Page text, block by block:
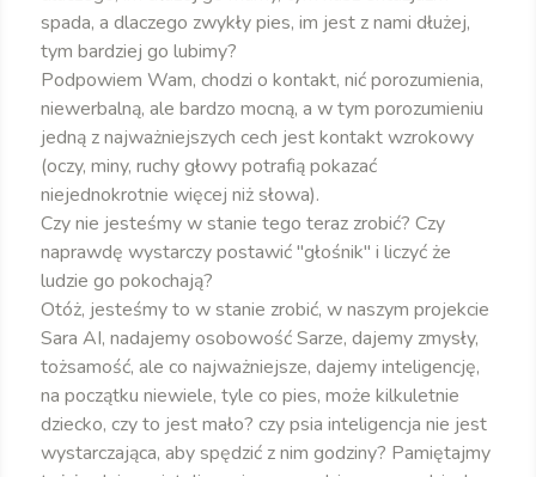
spada, a dlaczego zwykły pies, im jest z nami dłużej,
tym bardziej go lubimy?
Podpowiem Wam, chodzi o kontakt, nić porozumienia,
niewerbalną, ale bardzo mocną, a w tym porozumieniu
jedną z najważniejszych cech jest kontakt wzrokowy
(oczy, miny, ruchy głowy potrafią pokazać
niejednokrotnie więcej niż słowa).
Czy nie jesteśmy w stanie tego teraz zrobić? Czy
naprawdę wystarczy postawić "głośnik" i liczyć że
ludzie go pokochają?
Otóż, jesteśmy to w stanie zrobić, w naszym projekcie
Sara AI, nadajemy osobowość Sarze, dajemy zmysły,
tożsamość, ale co najważniejsze, dajemy inteligencję,
na początku niewiele, tyle co pies, może kilkuletnie
dziecko, czy to jest mało? czy psia inteligencja nie jest
wystarczająca, aby spędzić z nim godziny? Pamiętajmy